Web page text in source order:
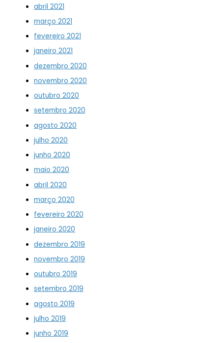
abril 2021
março 2021
fevereiro 2021
janeiro 2021
dezembro 2020
novembro 2020
outubro 2020
setembro 2020
agosto 2020
julho 2020
junho 2020
maio 2020
abril 2020
março 2020
fevereiro 2020
janeiro 2020
dezembro 2019
novembro 2019
outubro 2019
setembro 2019
agosto 2019
julho 2019
junho 2019